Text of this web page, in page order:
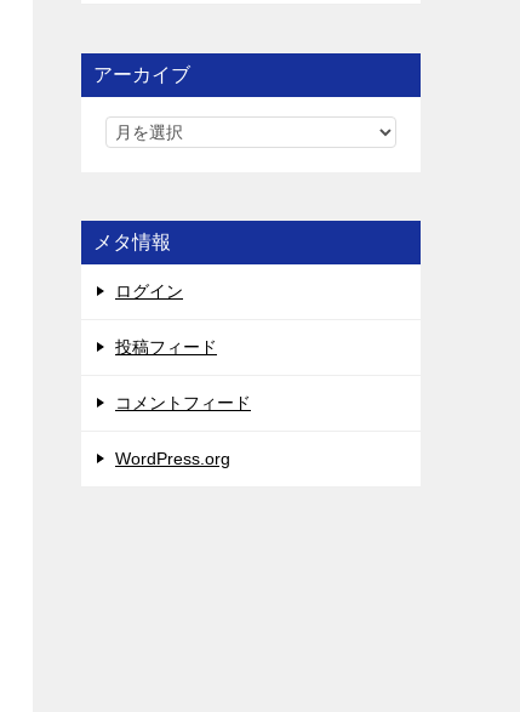
アーカイブ
メタ情報
ログイン
投稿フィード
コメントフィード
WordPress.org